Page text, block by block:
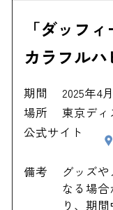
「ダッフ
カラフル
期間
2025年4
場所
東京ディ
公式サイト
備考
グッズ
なる場
り、期